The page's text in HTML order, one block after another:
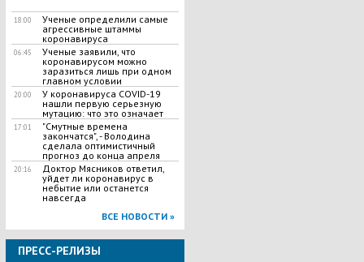
18:00
Ученые определили самые
агрессивные штаммы
коронавируса
06:45
Ученые заявили, что
коронавирусом можно
заразиться лишь при одном
главном условии
20:00
У коронавируса COVID-19
нашли первую серьезную
мутацию: что это означает
17:01
"Смутные времена
закончатся", - Володина
сделала оптимистичный
прогноз до конца апреля
20:16
Доктор Мясников ответил,
уйдет ли коронавирус в
небытие или останется
навсегда
ВСЕ НОВОСТИ »
ПРЕСС-РЕЛИЗЫ